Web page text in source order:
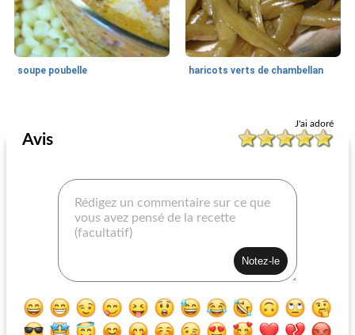
soupe poubelle haricots verts de chambellan
Haricots verts d'Arkansas mijoté bbq haricots pinto
J'ai adoré
Avis